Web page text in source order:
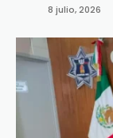
8 julio, 2026